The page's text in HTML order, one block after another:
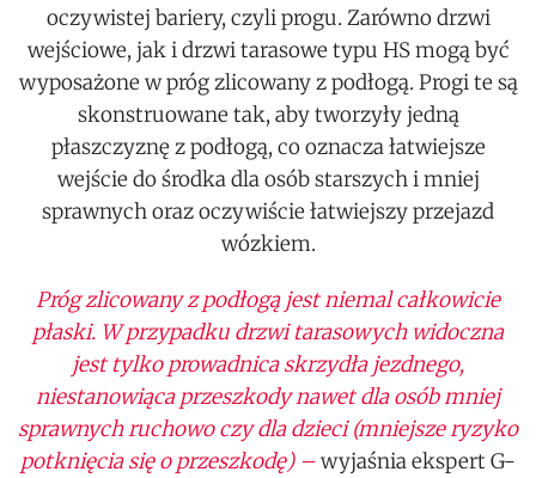
oczywistej bariery, czyli progu. Zarówno drzwi
wejściowe, jak i drzwi tarasowe typu HS mogą być
wyposażone w próg zlicowany z podłogą. Progi te są
skonstruowane tak, aby tworzyły jedną
płaszczyznę z podłogą, co oznacza łatwiejsze
wejście do środka dla osób starszych i mniej
sprawnych oraz oczywiście łatwiejszy przejazd
wózkiem.
Próg zlicowany z podłogą jest niemal całkowicie
płaski. W przypadku drzwi tarasowych widoczna
jest tylko prowadnica skrzydła jezdnego,
niestanowiąca przeszkody nawet dla osób mniej
sprawnych ruchowo czy dla dzieci (mniejsze ryzyko
potknięcia się o przeszkodę) –wyjaśnia ekspert G-